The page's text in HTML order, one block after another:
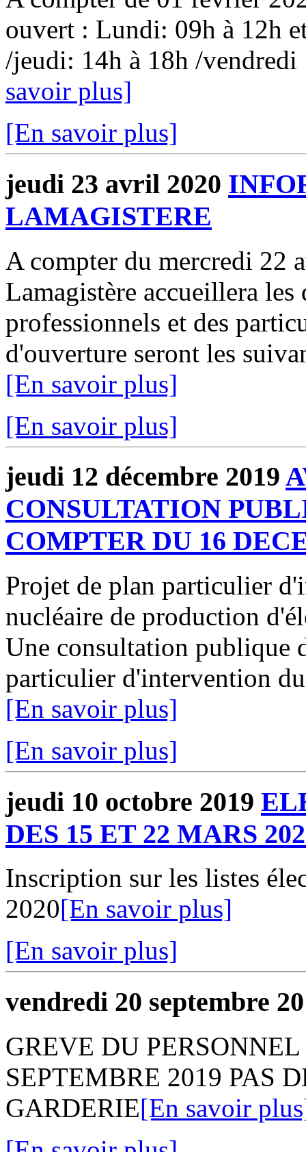
ouvert : Lundi: 09h à 12h
/jeudi: 14h à 18h /
savoir plus]
[En savoir plus]
jeudi 23 avril 2020
LAMAGISTERE
A compter du mercredi 22
Lamagistère accueillera les
professionnels et des
d'ouverture seront les
[En savoir plus]
[En savoir plus]
jeudi 12 décembre 2019
CONSULTATION
COMPTER DU 16
Projet de plan particulier
nucléaire de production
Une consultation publique
particulier d'intervention
[En savoir plus]
[En savoir plus]
jeudi 10 octobre 2019
DES 15 ET 22 MARS
Inscription sur les listes
2020[En savoir plus]
[En savoir plus]
vendredi 20 septembre
GREVE DU
SEPTEMBRE 2019 PAS
GARDERIE[En savoir